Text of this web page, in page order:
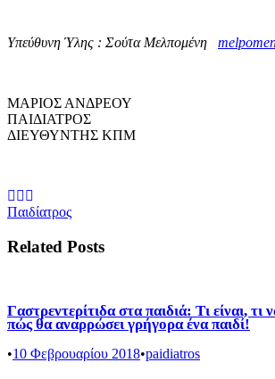
Υπεύθυνη Ύλης : Σούτα Μελπομένη
ΜΑΡΙΟΣ ΑΝΔΡΕΟΥ
ΠΑΙΔΙΑΤΡΟΣ
ΔΙΕΥΘΥΝΤΗΣ ΚΠΜ
Παιδίατρος
Related Posts
Γαστρεντερίτιδα στα παιδιά: Τι είναι, τι
πώς θα αναρρώσει γρήγορα ένα παιδί!
•10 Φεβρουαρίου 2018•paidiatros